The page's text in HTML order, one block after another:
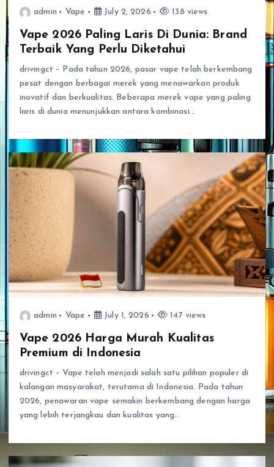
admin Vape July 2, 2026 138 views
Vape 2026 Paling Laris Di Dunia: Brand
Terbaik Yang Perlu Diketahui
drivingct – Pada tahun 2026, pasar vape telah berkembang
pesat dengan berbagai merek yang menawarkan produk
inovatif dan berkualitas. Beberapa merek vape yang paling
laris di dunia menunjukkan antara kombinasi…
admin Vape July 1, 2026 147 views
Vape 2026 Harga Murah Kualitas
Premium di Indonesia
drivingct – Vape telah menjadi salah satu pilihan populer di
kalangan masyarakat, terutama di Indonesia. Pada tahun
2026, penawaran vape semakin berkembang dengan harga
yang lebih terjangkau dan kualitas yang…